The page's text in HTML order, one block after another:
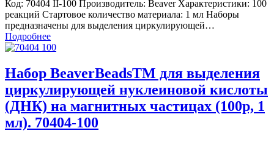
Код: 70404 II-100 Производитель: Beaver Характеристики: 100
реакций Стартовое количество материала: 1 мл Наборы
предназначены для выделения циркулирующей…
Подробнее
Набор BeaverBeadsTM для выделения
циркулирующей нуклеиновой кислоты
(ДНК) на магнитных частицах (100р, 1
мл). 70404-100